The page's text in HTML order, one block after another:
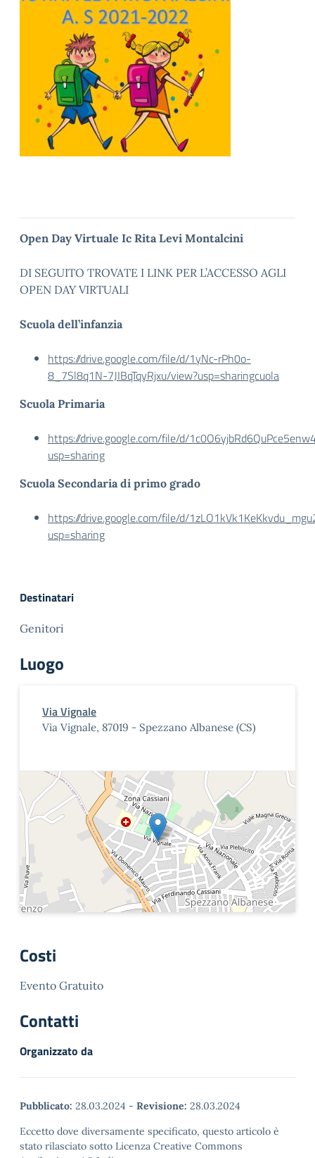
Open Day Virtuale Ic Rita Levi Montalcini
DI SEGUITO TROVATE I LINK PER L’ACCESSO AGLI
OPEN DAY VIRTUALI
Scuola dell’infanzia
https://drive.google.com/file/d/1yNc-rPh0o-
8_7Sl8q1N-7JIBqTqyRjxu/view?usp=sharingcuola
Scuola Primaria
https://drive.google.com/file/d/
usp=sharing
Scuola Secondaria di primo grado
https://drive.google.com/file/d/
usp=sharing
Destinatari
Genitori
Luogo
Via Vignale
Via Vignale, 87019 - Spezzano Albanese (CS)
Costi
Evento Gratuito
Contatti
Organizzato da
Pubblicato: 28.03.2024 - Revisione: 28.03.2024
Eccetto dove diversamente specificato, questo articolo è
stato rilasciato sotto Licenza Creative Commons